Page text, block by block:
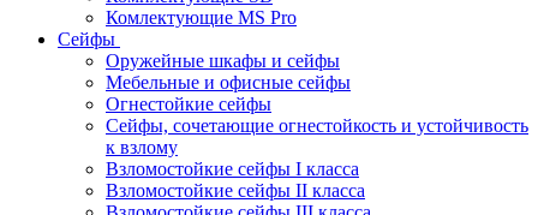
Комлектующие MS Pro
Сейфы
Оружейные шкафы и сейфы
Мебельные и офисные сейфы
Огнестойкие сейфы
Сейфы, сочетающие огнестойкость и устойчивость
к взлому
Взломостойкие сейфы I класса
Взломостойкие сейфы II класса